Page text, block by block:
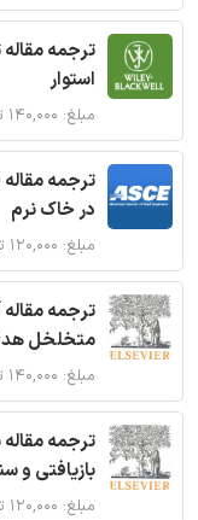
ترجمه
استوار
مبلغ: ۱۴۰,۰۰۰ تومان
ترجمه
در خاک نرم
مبلغ: ۱۲۰,۰۰۰ تومان
ترجمه مقاله
متخلخل
مبلغ: ۱۴۰,۰۰۰ تومان
ترجمه مقاله
بازیافتی و
مبلغ: ۱۲۰,۰۰۰ تومان